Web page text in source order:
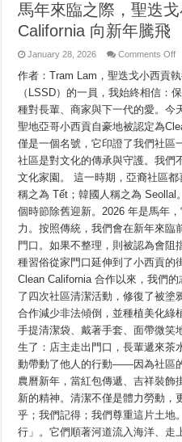
馬年來臨之際，聖迭
California 向新年騰飛
January 28, 2026 Comments Offon
迭
貢
作者：Tram Lam，聖迭戈小西貢
（LSSD）的一員，我始終相信：
種對長輩、商家與下一代的愛。今
聖地亞哥小西貢自豪地被認定為
僅是一個名號，它印證了我們社區
社區是對文化的傳承與守護。我們
文化家園。 這一時期，亞裔社區
稱之為 Tết；韓國人稱之為 Seollal
個時節除舊迎新。2026 年是馬年
力。按照傳統，我們會在新年來臨
門口。如果不整理，則被認為會阻
種習俗從家門口延伸到了小西貢的
Clean California 合作以來，我們
了四次社區清潔活動，修復了被塗
合作減少非法傾倒，並種植美化綠
手提清潔袋、戴著手套、面帶微笑
生了：店主走出門口，長輩遞來茶
動帶動了他人的行動——因為社區
農曆新年，當紅包傳遞、吉祥裝飾
新的精神。清潔不僅是體力勞動，
乎；我們記得；我們尊重這片土地
行」。它們順著河道流入海洋、走